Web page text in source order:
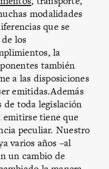
modalidades
que se
los
la
también
a las disposiciones
emitidas.Además
de toda legislación
emitirse tiene que
peculiar. Nuestro
varios años –al
un cambio de